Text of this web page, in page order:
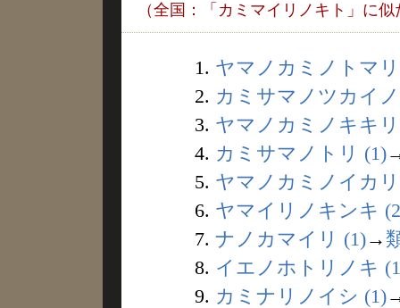
（全国：「カミマイリノキト」に
1. ヤマノカミノトマ
2. カミサマノツカイ
3. ヤマノカミノキキ
4. カミサマノトリ (1)
5. ヤマノカミノイカ
6. ヤマイリノキンキ
7. ナノカマイリ (1)→
8. イエノホトリノキ
9. カミナリノイシ (1)